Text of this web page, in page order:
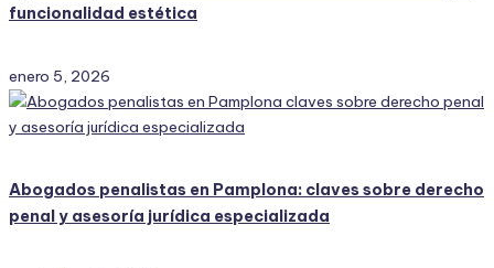
funcionalidad estética
enero 5, 2026
Abogados penalistas en Pamplona: claves sobre derecho
penal y asesoría jurídica especializada